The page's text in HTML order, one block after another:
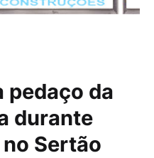
pedaço da
durante
Sertão